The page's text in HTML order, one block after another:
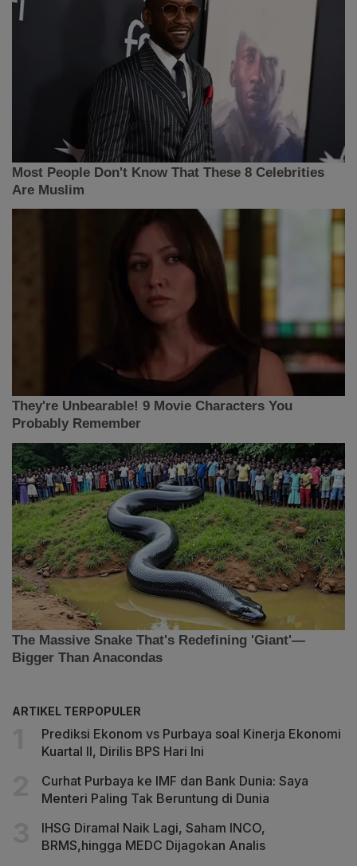
ARTIKEL TERPOPULER
Prediksi Ekonom vs Purbaya soal Kinerja Ekonomi
Kuartal II, Dirilis BPS Hari Ini
Curhat Purbaya ke IMF dan Bank Dunia: Saya
Menteri Paling Tak Beruntung di Dunia
IHSG Diramal Naik Lagi, Saham INCO,
BRMS,hingga MEDC Dijagokan Analis